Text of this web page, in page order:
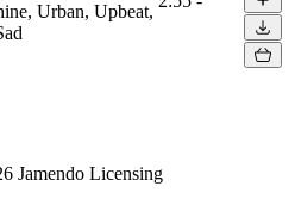
Urban, Upbeat,
Jamendo Licensing